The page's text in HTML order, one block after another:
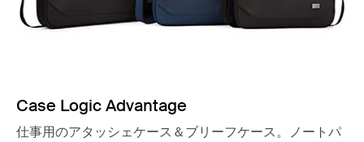
Case Logic Advantage
仕事用のアタッシェケース＆ブリーフケース。ノートパ